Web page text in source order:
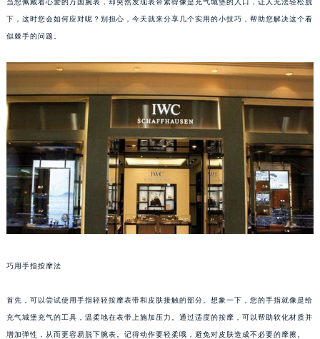
当您佩戴着心爱的万国腕表，却突然发现表带紧得像是充气城堡的入口，让人无法轻松脱
下，这时您会如何应对呢？别担心，今天就来分享几个实用的小技巧，帮助您解决这个看
似棘手的问题。
巧用手指按摩法
首先，可以尝试使用手指轻轻按摩表带和皮肤接触的部分。想象一下，您的手指就像是给
充气城堡充气的工具，温柔地在表带上施加压力。通过适度的按摩，可以帮助软化材质并
增加弹性，从而更容易脱下腕表。记得动作要轻柔哦，避免对皮肤造成不必要的摩擦。